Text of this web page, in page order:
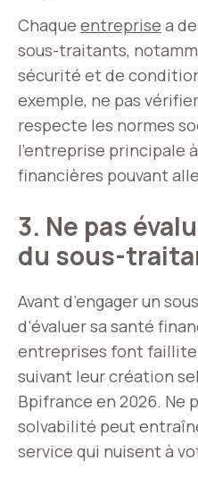
Chaque entreprise a
sous-traitants,
sécurité et de
exemple, ne pas
respecte les normes
l’entreprise principale
financières pouvant
3. Ne pas
du sous-
Avant d’engager un
d’évaluer sa santé
entreprises font faillite
suivant leur création
Bpifrance en 2026. Ne
solvabilité peut
service qui nuisent à